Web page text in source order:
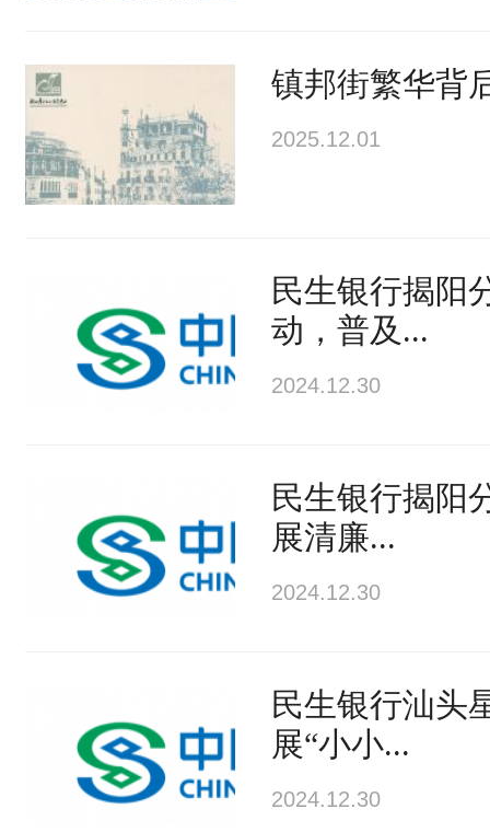
镇邦街繁华背
2025.12.01
民生银行揭阳
动，普及...
2024.12.30
民生银行揭阳
展清廉...
2024.12.30
民生银行汕头
展“小小...
2024.12.30